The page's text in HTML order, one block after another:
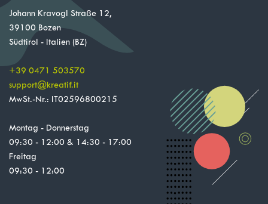
Johann Kravogl Straße 12,
39100 Bozen
Südtirol - Italien (BZ)
+39 0471 503570
support@kreatif.it
MwSt.-Nr.: IT02596800215
Montag - Donnerstag
09:30 - 12:00 & 14:30 - 17:00
Freitag
09:30 - 12:00